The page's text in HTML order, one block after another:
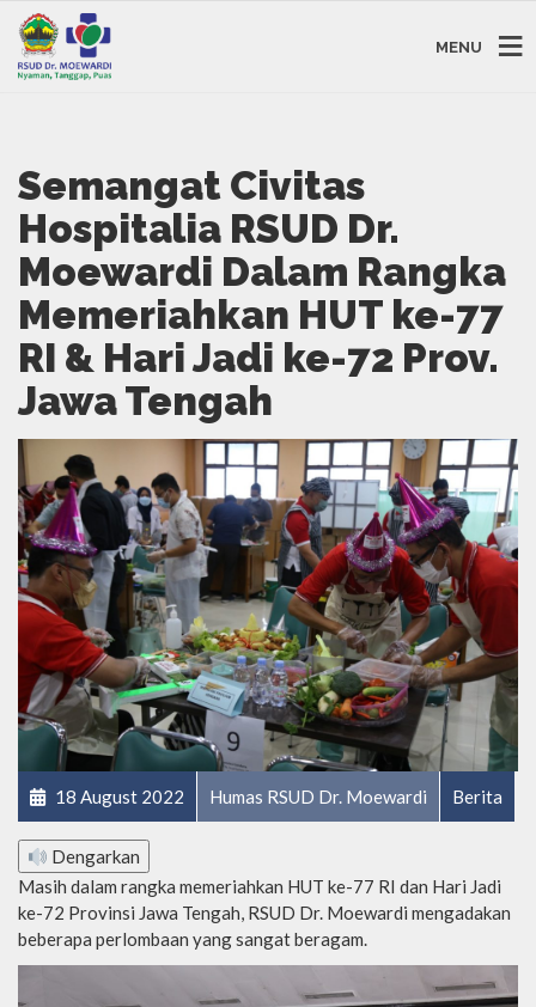
MENU
Semangat Civitas
Hospitalia RSUD Dr.
Moewardi Dalam Rangka
Memeriahkan HUT ke-77
RI & Hari Jadi ke-72 Prov.
Jawa Tengah
18 August 2022 Humas RSUD Dr. Moewardi Berita
Dengarkan
Masih dalam rangka memeriahkan HUT ke-77 RI dan Hari Jadi
ke-72 Provinsi Jawa Tengah, RSUD Dr. Moewardi mengadakan
beberapa perlombaan yang sangat beragam.